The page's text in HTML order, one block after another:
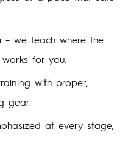
– we teach where the
for you.
with proper,
gear.
at every stage,